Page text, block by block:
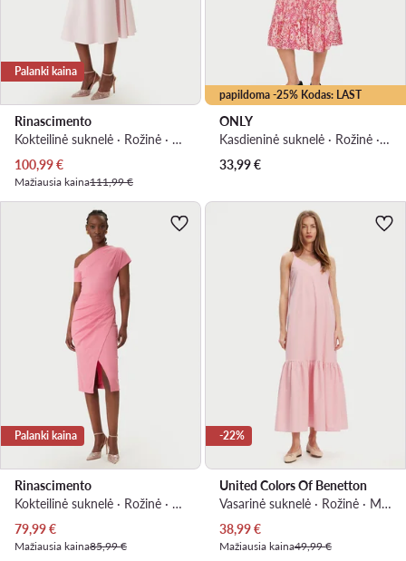
Palanki kaina
Rinascimento
Kokteilinė suknelė · Rožinė · Midi
Dabartinė kaina
100,99€
Mažiausia kaina111,99 €
papildoma -25% Kodas: LAST
ONLY
Kasdieninė suknelė · Rožinė · Midi
33,99€
Palanki kaina
Rinascimento
Kokteilinė suknelė · Rožinė · Midi
Dabartinė kaina
79,99€
Mažiausia kaina85,99 €
-22%
United Colors Of Benetton
Vasarinė suknelė · Rožinė · Maksi
Dabartinė kaina
38,99€
Mažiausia kaina49,99 €